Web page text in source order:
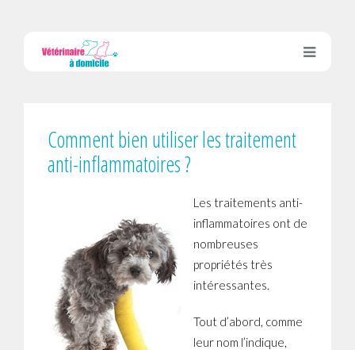
Comment bien utiliser les traitement
anti-inflammatoires ?
Les traitements anti-
inflammatoires ont de
nombreuses
propriétés très
intéressantes.
Tout d’abord, comme
leur nom l’indique,